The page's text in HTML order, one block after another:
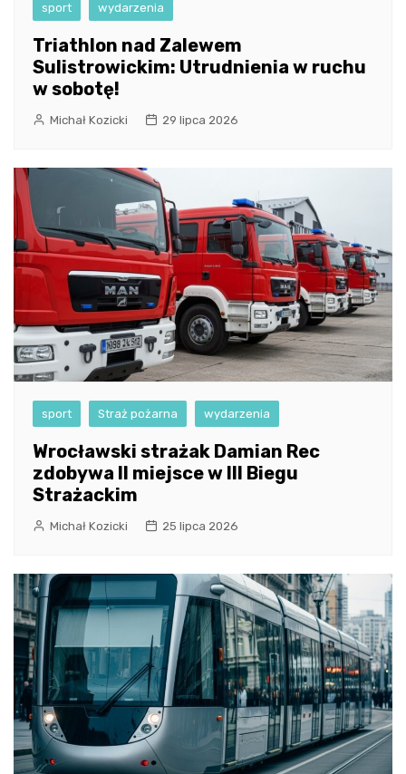
sport wydarzenia
Triathlon nad Zalewem
Sulistrowickim: Utrudnienia w ruchu
w sobotę!
Michał Kozicki 29 lipca 2026
sport Straż pożarna wydarzenia
Wrocławski strażak Damian Rec
zdobywa II miejsce w III Biegu
Strażackim
Michał Kozicki 25 lipca 2026